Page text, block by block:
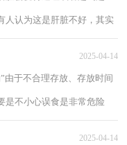
人认为这是肝脏不好，其实
2025-04-14
由于不合理存放、存放时间
是不小心误食是非常危险
2025-04-14